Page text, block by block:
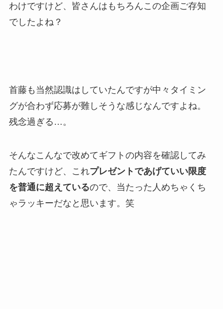
わけですけど、皆さんはもちろんこの企画ご存知
でしたよね？
首藤も当然認識はしていたんですが中々タイミン
グが合わず応募が難しそうな感じなんですよね。
残念過ぎる…。
そんなこんなで改めてギフトの内容を確認してみ
たんですけど、これプレゼントであげていい限度
を普通に超えているので、当たった人めちゃくち
ゃラッキーだなと思います。笑